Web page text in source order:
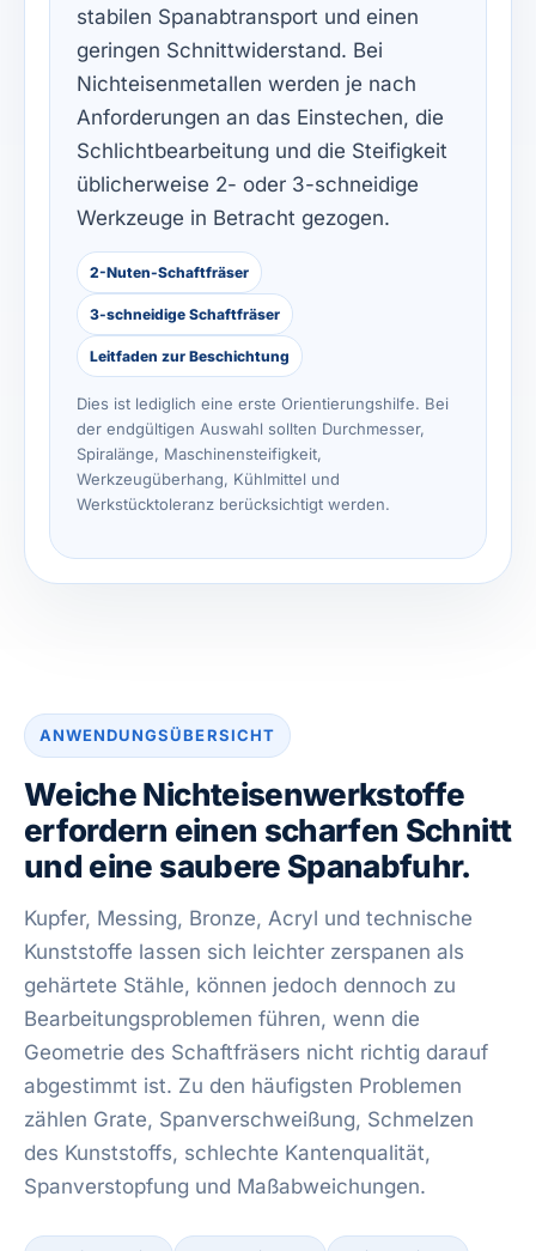
stabilen Spanabtransport und einen
geringen Schnittwiderstand. Bei
Nichteisenmetallen werden je nach
Anforderungen an das Einstechen, die
Schlichtbearbeitung und die Steifigkeit
üblicherweise 2- oder 3-schneidige
Werkzeuge in Betracht gezogen.
2-Nuten-Schaftfräser
3-schneidige Schaftfräser
Leitfaden zur Beschichtung
Dies ist lediglich eine erste Orientierungshilfe. Bei
der endgültigen Auswahl sollten Durchmesser,
Spiralänge, Maschinensteifigkeit,
Werkzeugüberhang, Kühlmittel und
Werkstücktoleranz berücksichtigt werden.
ANWENDUNGSÜBERSICHT
Weiche Nichteisenwerkstoffe
erfordern einen scharfen Schnitt
und eine saubere Spanabfuhr.
Kupfer, Messing, Bronze, Acryl und technische
Kunststoffe lassen sich leichter zerspanen als
gehärtete Stähle, können jedoch dennoch zu
Bearbeitungsproblemen führen, wenn die
Geometrie des Schaftfräsers nicht richtig darauf
abgestimmt ist. Zu den häufigsten Problemen
zählen Grate, Spanverschweißung, Schmelzen
des Kunststoffs, schlechte Kantenqualität,
Spanverstopfung und Maßabweichungen.